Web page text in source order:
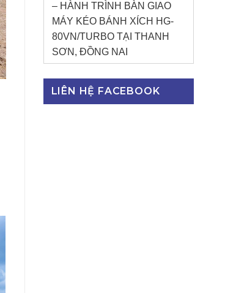
– HÀNH TRÌNH BÀN GIAO
MÁY KÉO BÁNH XÍCH HG-
80VN/TURBO TẠI THANH
SƠN, ĐỒNG NAI
LIÊN HỆ FACEBOOK